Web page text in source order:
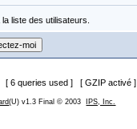
liste des utilisateurs.
[ 6 queries used ] [ GZIP activé ]
(U) v1.3 Final © 2003 IPS, Inc.